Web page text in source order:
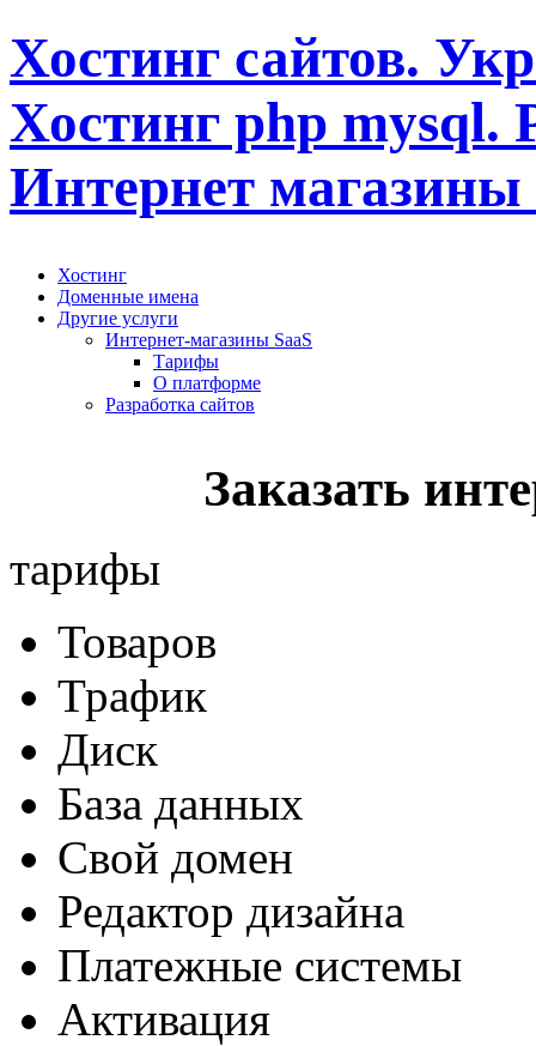
Хостинг сайтов.
Хостинг php mysql.
Интернет магазины
Хостинг
Доменные имена
Другие услуги
Интернет-магазины SaaS
Тарифы
О платформе
Разработка сайтов
Заказать
тарифы
Товаров
Трафик
Диск
База данных
Cвой домен
Редактор дизайна
Платежные системы
Активация